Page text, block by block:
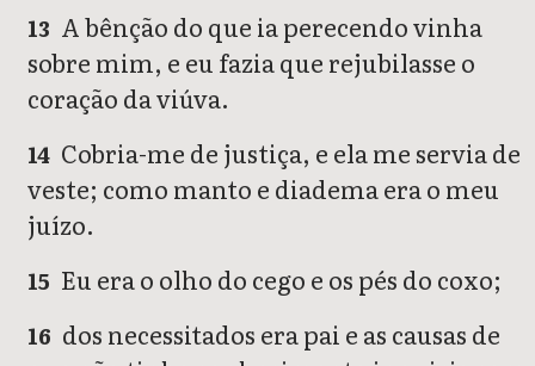
13 A bênção do que ia perecendo vinha
sobre mim, e eu fazia que rejubilasse o
coração da viúva.
14 Cobria-me de justiça, e ela me servia de
veste; como manto e diadema era o meu
juízo.
15 Eu era o olho do cego e os pés do coxo;
16 dos necessitados era pai e as causas de